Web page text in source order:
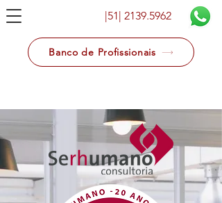
|51| 2139.5962
Banco de Profissionais